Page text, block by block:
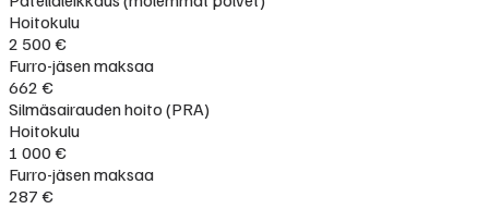
Hoitokulu
2 500 €
Furro-jäsen maksaa
662 €
Silmäsairauden hoito (PRA)
Hoitokulu
1 000 €
Furro-jäsen maksaa
287 €